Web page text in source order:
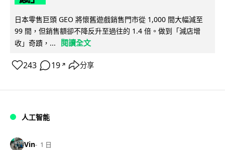
日本零售巨頭 GEO 將懷舊遊戲銷售門市從 1,000 間大幅減至
99 間，但銷售額卻不降反升至過往的 1.4 倍。做到「減店增
收」奇蹟，...
閱讀全文
243 19 ↗ 分享
人工智能
Vin 1 日